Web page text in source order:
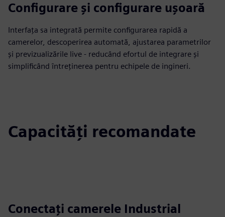
Configurare și configurare ușoară
Interfața sa integrată permite configurarea rapidă a
camerelor, descoperirea automată, ajustarea parametrilor
și previzualizările live - reducând efortul de integrare și
simplificând întreținerea pentru echipele de ingineri.
Capacități recomandate
Conectați camerele Industrial